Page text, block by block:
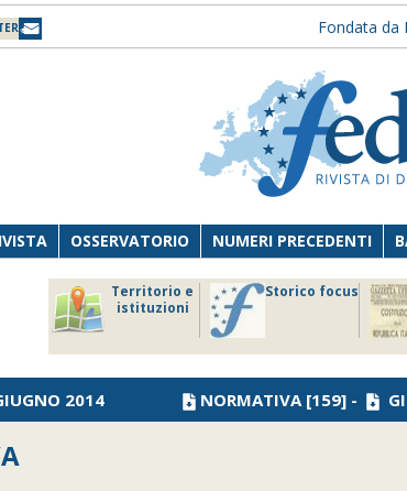
Fondata da
OSSERVATORIO NUMERI PRECEDENTI
Territorio e
istituzioni
Storico focus
2014
NORMATIVA[159] -